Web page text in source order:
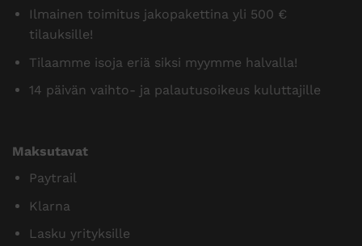
Ilmainen toimitus jakopakettina yli 500 €
tilauksille!
Tilaamme isoja eriä siksi myymme halvalla!
14 päivän vaihto- ja palautusoikeus kuluttajille
Maksutavat
Paytrail
Klarna
Lasku yrityksille